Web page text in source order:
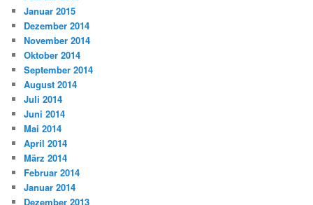
Januar 2015
Dezember 2014
November 2014
Oktober 2014
September 2014
August 2014
Juli 2014
Juni 2014
Mai 2014
April 2014
März 2014
Februar 2014
Januar 2014
Dezember 2013